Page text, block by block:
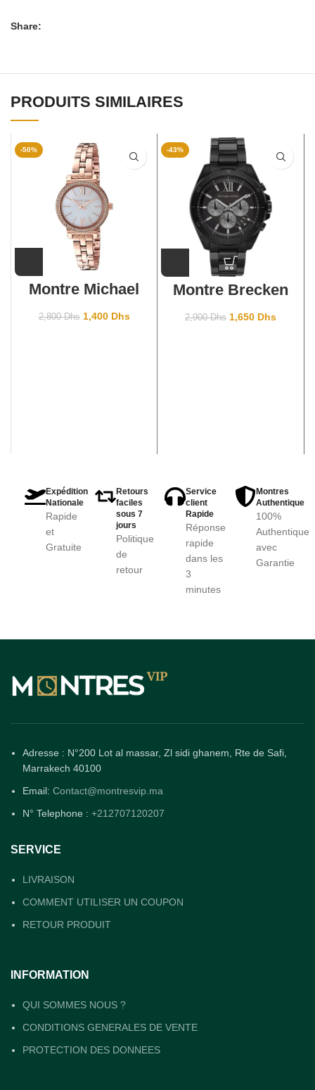
Share:
PRODUITS SIMILAIRES
-50%
Montre Michael
2,800Dhs 1,400 Dhs
-43%
Montre Brecken
surdimensionnée
2,900Dhs 1,650 Dhs
Expédition
Nationale
Rapide
et
Gratuite
Retours
faciles
sous 7
jours
Politique
de
retour
Service
client
Rapide
Réponse
rapide
dans les
3
minutes
Montres
Authentique
100%
Authentique
avec
Garantie
Adresse : N°200 Lot al massar, Zl sidi ghanem, Rte de Safi,
Marrakech 40100
Email: Contact@montresvip.ma
N° Telephone : +212707120207
SERVICE
LIVRAISON
COMMENT UTILISER UN COUPON
RETOUR PRODUIT
INFORMATION
QUI SOMMES NOUS ?
CONDITIONS GENERALES DE VENTE
PROTECTION DES DONNEES